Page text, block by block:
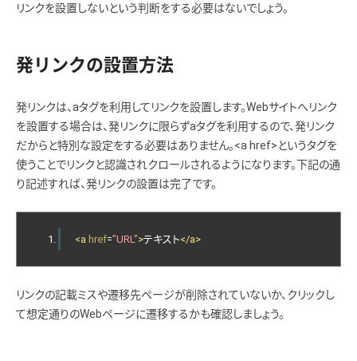
リンクを設置しないという判断をする必要はないでしょう。
発リンクの設置方法
発リンクは、aタグを利用してリンクを設置します。Webサイトへリンク
を設置する場合は、発リンクに限らずaタグを利用するので、発リンク
だからと特別な設定をする必要はありません。<a href>というタグを
使うことでリンクと認識されクロールされるようになります。下記の通
り記述すれば、発リンクの設置は完了です。
<a href=”URL”>テキスト</a>
リンクの記載ミスや遷移先ページが削除されていないか、クリックし
て想定通りのWebページに遷移するかも確認しましょう。